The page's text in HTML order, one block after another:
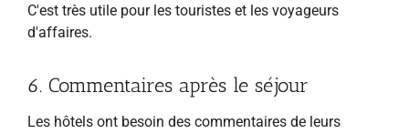
C'est très utile pour les touristes et les voyageurs
d'affaires.
6. Commentaires après le séjour
Les hôtels ont besoin des commentaires de leurs